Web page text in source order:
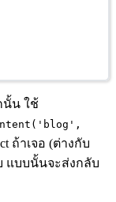
นั้น ใช้
ถ้าเจอ (ต่างกับ
แบบนั้นจะส่งกลับ